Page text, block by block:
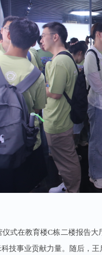
仪式在教育楼C栋二楼报告
技事业贡献力量。随后，